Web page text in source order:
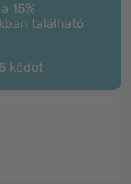
15%
található
kódot